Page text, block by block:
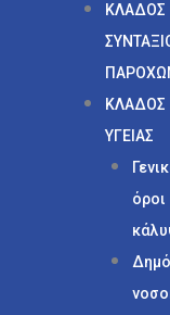
ΚΛΑΔΟΣ
ΚΛΑΔΟΣ
ΥΓΕΙΑΣ
όροι